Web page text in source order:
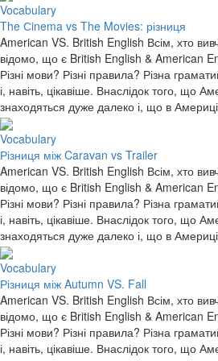
Vocabulary
The Сinema vs The Movies: різниця
American VS. British English Всім, хто
відомо, що є British English & American
Різні мови? Різні правила? Різна
і, навіть, цікавіше. Внаслідок того, що
знаходяться дуже далеко і, що в
Vocabulary
Різниця між Caravan vs Trailer
American VS. British English Всім, хто
відомо, що є British English & American
Різні мови? Різні правила? Різна
і, навіть, цікавіше. Внаслідок того, що
знаходяться дуже далеко і, що в
Vocabulary
Різниця між Autumn VS. Fall
American VS. British English Всім, хто
відомо, що є British English & American
Різні мови? Різні правила? Різна
і, навіть, цікавіше. Внаслідок того, що